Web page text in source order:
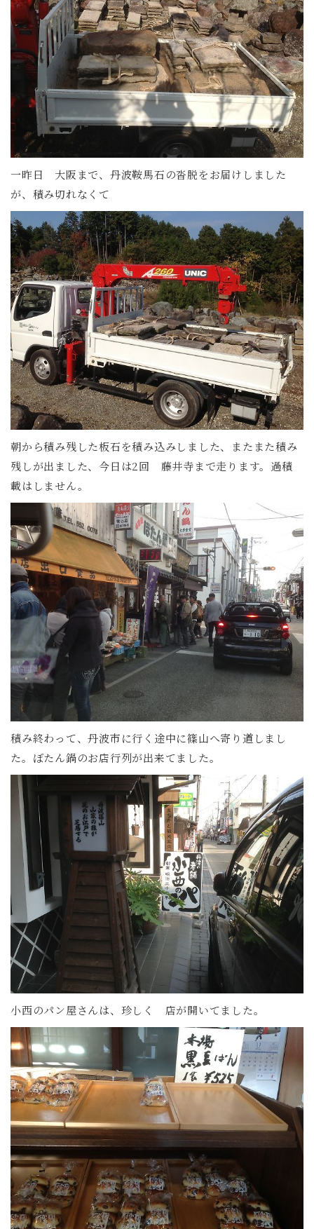
一昨日 大阪まで、丹波鞍馬石の沓脱をお届けしました
が、積み切れなくて
朝から積み残した板石を積み込みしました、またまた積み
残しが出ました、今日は2回 藤井寺まで走ります。過積
載はしません。
積み終わって、丹波市に行く途中に篠山へ寄り道しまし
た。ぼたん鍋のお店行列が出来てました。
小西のパン屋さんは、珍しく 店が開いてました。